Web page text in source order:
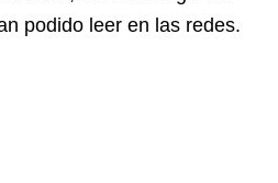
podido leer en las redes.